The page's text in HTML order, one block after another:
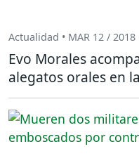
Actualidad • MAR 12 / 2018
Evo Morales
alegatos orales en